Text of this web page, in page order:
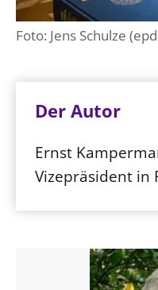
Foto: Jens Schulze
Der Autor
Ernst
Vizepräsident in